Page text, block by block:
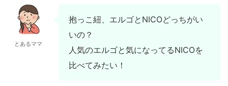
とあるママ
抱っこ紐、エルゴとNICOどっちがい
いの？
人気のエルゴと気になってるNICOを
比べてみたい！